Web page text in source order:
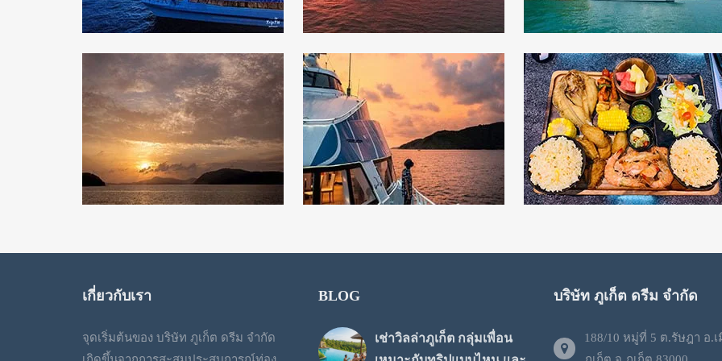
เกี่ยวกับเรา
จุดเริ่มต้นของ บริษัท ภูเก็ต ดรีม จำกัด
BLOG
เช่าวิลล่าภูเก็ต กลุ่มเพื่อน
บริษัท ภูเก็ต ดรีม จำกัด
188/10 หมู่ที่ 5 ต.รัษฎา อ.เ